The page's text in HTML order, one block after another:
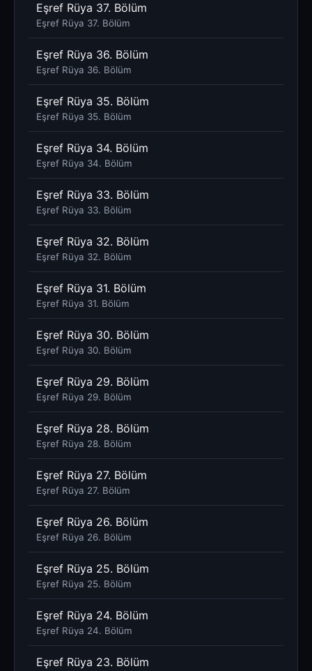
Eşref Rüya 37. Bölüm
Eşref Rüya 37. Bölüm
Eşref Rüya 36. Bölüm
Eşref Rüya 36. Bölüm
Eşref Rüya 35. Bölüm
Eşref Rüya 35. Bölüm
Eşref Rüya 34. Bölüm
Eşref Rüya 34. Bölüm
Eşref Rüya 33. Bölüm
Eşref Rüya 33. Bölüm
Eşref Rüya 32. Bölüm
Eşref Rüya 32. Bölüm
Eşref Rüya 31. Bölüm
Eşref Rüya 31. Bölüm
Eşref Rüya 30. Bölüm
Eşref Rüya 30. Bölüm
Eşref Rüya 29. Bölüm
Eşref Rüya 29. Bölüm
Eşref Rüya 28. Bölüm
Eşref Rüya 28. Bölüm
Eşref Rüya 27. Bölüm
Eşref Rüya 27. Bölüm
Eşref Rüya 26. Bölüm
Eşref Rüya 26. Bölüm
Eşref Rüya 25. Bölüm
Eşref Rüya 25. Bölüm
Eşref Rüya 24. Bölüm
Eşref Rüya 24. Bölüm
Eşref Rüya 23. Bölüm